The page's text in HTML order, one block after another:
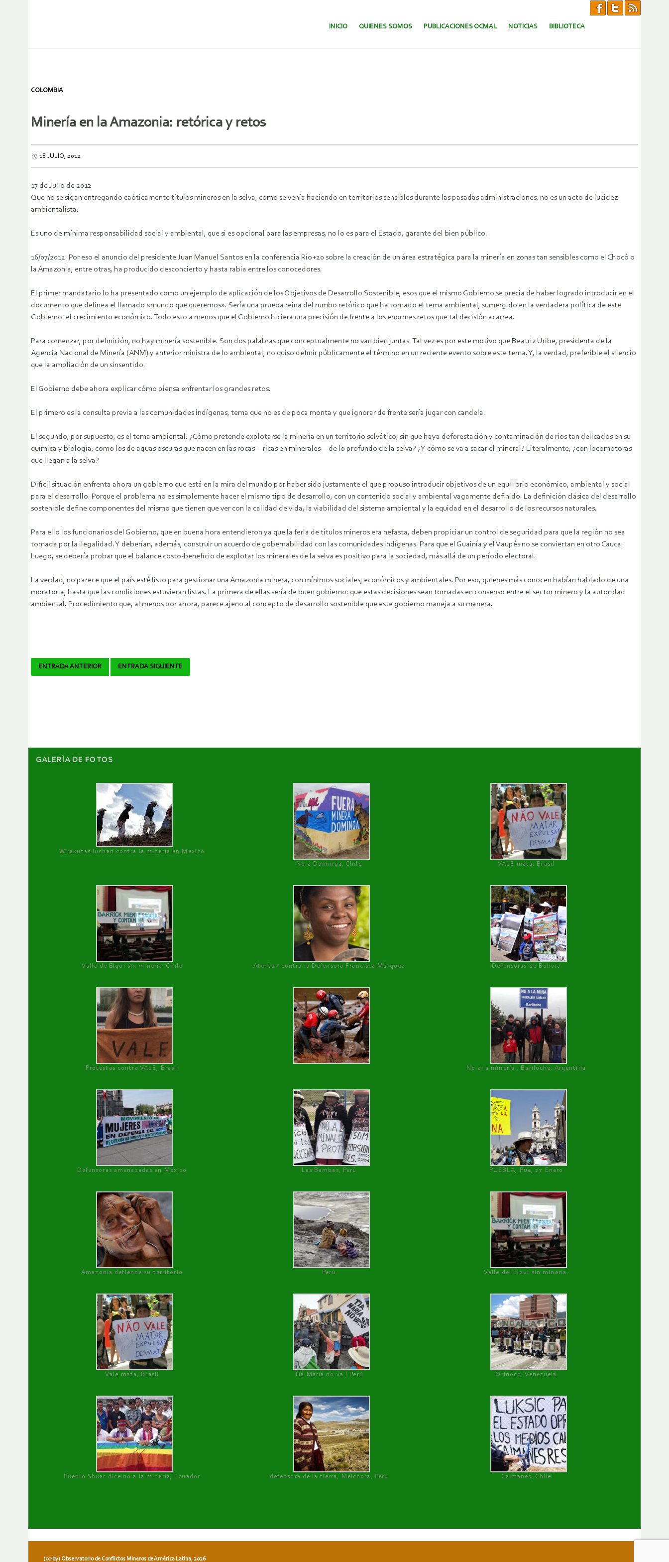
SALTAR AL CONTENIDO.
INICIO QUIENES SOMOS PUBLICACIONES OCMAL NOTICIAS BIBLIOTECA
COLOMBIA
Minería en la Amazonia: retórica y retos
18 JULIO, 2012
17 de Julio de 2012
Que no se sigan entregando caóticamente títulos mineros en la selva, como se venía haciendo en territorios sensibles durante las pasadas administraciones, no es un acto de lucidez
ambientalista.
Es uno de mínima responsabilidad social y ambiental, que si es opcional para las empresas, no lo es para el Estado, garante del bien público.
16/07/2012. Por eso el anuncio del presidente Juan Manuel Santos en la conferencia Río+20 sobre la creación de un área estratégica para la minería en zonas tan sensibles como el Chocó o
la Amazonia, entre otras, ha producido desconcierto y hasta rabia entre los conocedores.
El primer mandatario lo ha presentado como un ejemplo de aplicación de los Objetivos de Desarrollo Sostenible, esos que el mismo Gobierno se precia de haber logrado introducir en el
documento que delinea el llamado «mundo que queremos». Sería una prueba reina del rumbo retórico que ha tomado el tema ambiental, sumergido en la verdadera política de este
Gobierno: el crecimiento económico. Todo esto a menos que el Gobierno hiciera una precisión de frente a los enormes retos que tal decisión acarrea.
Para comenzar, por definición, no hay minería sostenible. Son dos palabras que conceptualmente no van bien juntas. Tal vez es por este motivo que Beatriz Uribe, presidenta de la
Agencia Nacional de Minería (ANM) y anterior ministra de lo ambiental, no quiso definir públicamente el término en un reciente evento sobre este tema. Y, la verdad, preferible el silencio
que la ampliación de un sinsentido.
El Gobierno debe ahora explicar cómo piensa enfrentar los grandes retos.
El primero es la consulta previa a las comunidades indígenas, tema que no es de poca monta y que ignorar de frente sería jugar con candela.
El segundo, por supuesto, es el tema ambiental. ¿Cómo pretende explotarse la minería en un territorio selvático, sin que haya deforestación y contaminación de ríos tan delicados en su
química y biología, como los de aguas oscuras que nacen en las rocas —ricas en minerales— de lo profundo de la selva? ¿Y cómo se va a sacar el mineral? Literalmente, ¿con locomotoras
que llegan a la selva?
Difícil situación enfrenta ahora un gobierno que está en la mira del mundo por haber sido justamente el que propuso introducir objetivos de un equilibrio económico, ambiental y social
para el desarrollo. Porque el problema no es simplemente hacer el mismo tipo de desarrollo, con un contenido social y ambiental vagamente definido. La definición clásica del desarrollo
sostenible define componentes del mismo que tienen que ver con la calidad de vida, la viabilidad del sistema ambiental y la equidad en el desarrollo de los recursos naturales.
Para ello los funcionarios del Gobierno, que en buena hora entendieron ya que la feria de títulos mineros era nefasta, deben propiciar un control de seguridad para que la región no sea
tomada por la ilegalidad. Y deberían, además, construir un acuerdo de gobernabilidad con las comunidades indígenas. Para que el Guainía y el Vaupés no se conviertan en otro Cauca.
Luego, se debería probar que el balance costo-beneficio de explotar los minerales de la selva es positivo para la sociedad, más allá de un período electoral.
La verdad, no parece que el país esté listo para gestionar una Amazonia minera, con mínimos sociales, económicos y ambientales. Por eso, quienes más conocen habían hablado de una
moratoria, hasta que las condiciones estuvieran listas. La primera de ellas sería de buen gobierno: que estas decisiones sean tomadas en consenso entre el sector minero y la autoridad
ambiental. Procedimiento que, al menos por ahora, parece ajeno al concepto de desarrollo sostenible que este gobierno maneja a su manera.
Navegador
ENTRADA ANTERIOR ENTRADA SIGUIENTE
GALERÌA DE FOTOS
Wirakutas luchan contra la minería en México
No a Dominga, Chile
VALE mata, Brasil
Valle de Elqui sin minería. Chile Atentan contra la Defensora Francisca Márquez Defensoras de Bolivia
Protestas contra VALE, Brasil No a la minería , Bariloche, Argentina
Defensoras amenazadas en México Las Bambas, Perú PUEBLA, Pue, 27 Enero
Amazonía defiende su territorio Perú Valle del Elqui sin minería.
Vale mata, Brasil Tía María no va ! Perú Orinoco, Venezuela
Pueblo Shuar dice no a la minería, Ecuador defensora de la tierra, Melchora, Perú Caimanes, Chile
(cc-by) Observatorio de Conflictos Mineros de América Latina, 2026